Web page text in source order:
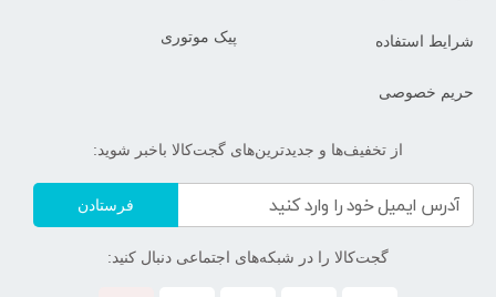
شرایط استفاده
حریم خصوصی
پیک موتوری
از تخفیف‌ها و جدیدترین‌های گجت‌کالا باخبر شوید:
فرستادن
گجت‌کالا را در شبکه‌های اجتماعی دنبال کنید: